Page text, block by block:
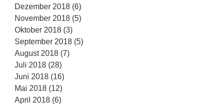
Dezember 2018 (6)
November 2018 (5)
Oktober 2018 (3)
September 2018 (5)
August 2018 (7)
Juli 2018 (28)
Juni 2018 (16)
Mai 2018 (12)
April 2018 (6)